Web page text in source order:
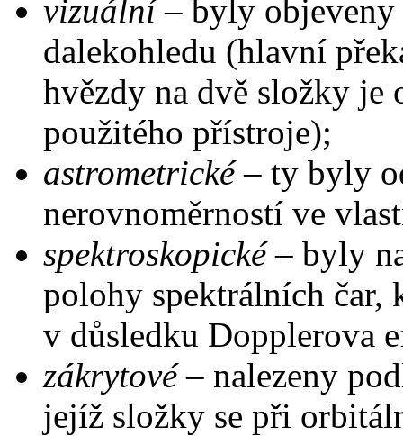
vizuální– byly objeveny
dalekohledu (hlavní
hvězdy na dvě složky je
použitého přístroje);
astrometrické– ty byly
nerovnoměrností ve
spektroskopické– byly
polohy spektrálních čar,
v důsledku Dopplerova
zákrytové– nalezeny
jejíž složky se při